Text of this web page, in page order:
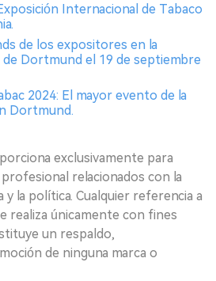
Internacional de Tabaco
de los expositores en la
de Dortmund el 19 de septiembre
2024: El mayor evento de la
Dortmund.
exclusivamente para
relacionados con la
la política. Cualquier referencia a
realiza únicamente con fines
un respaldo,
de ninguna marca o